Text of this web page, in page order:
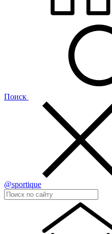
Поиск
@sportique